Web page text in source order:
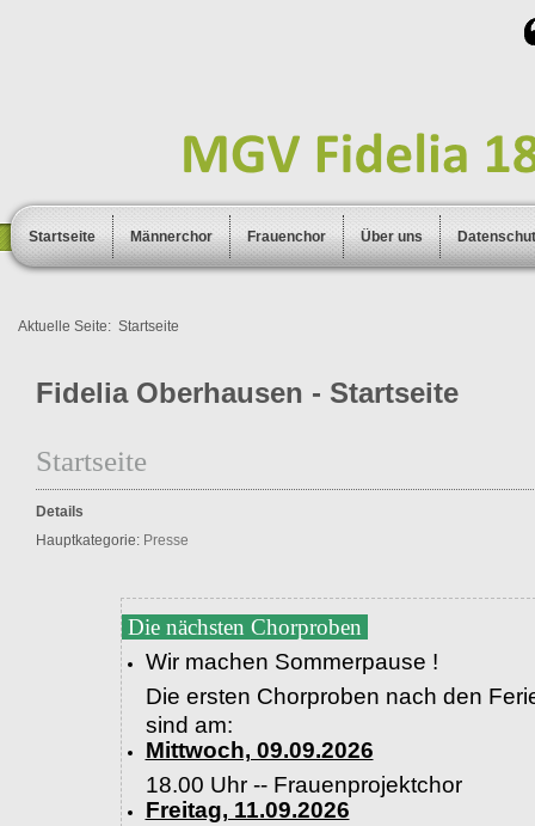
Startseite Männerchor Frauenchor Über uns
Aktuelle Seite: Startseite
Fidelia Oberhausen - Startseite
Startseite
Details
Hauptkategorie: Presse
Die nächsten Chorproben
Wir machen Sommerpause !
Die ersten Chorproben nach den
sind am:
Mittwoch, 09.09.2026
18.00 Uhr -- Frauenprojektchor
Freitag, 11.09.2026